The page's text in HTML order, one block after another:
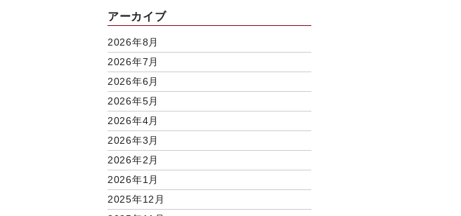
アーカイブ
2026年8月
2026年7月
2026年6月
2026年5月
2026年4月
2026年3月
2026年2月
2026年1月
2025年12月